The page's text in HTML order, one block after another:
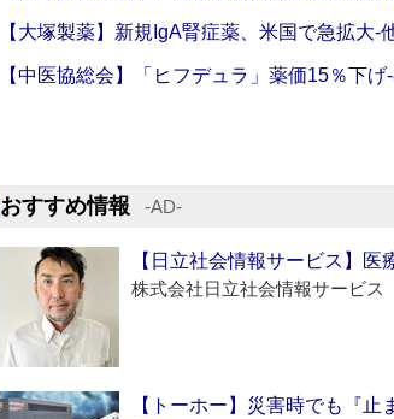
【大塚製薬】新規IgA腎症薬、米国で急拡大‐
【中医協総会】「ヒフデュラ」薬価15％下
おすすめ情報 ‐AD‐
【日立社会情報サービス】
株式会社日立社会情報サービス
【トーホー】災害時でも『